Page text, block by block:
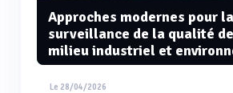
Approches modernes pour la
surveillance de la qualité
milieu industriel et
Le 28/04/2026